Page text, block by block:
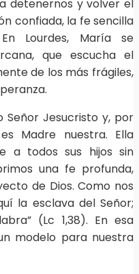
detenernos y volver el
confiada, la fe sencilla
Lourdes, María se
que escucha el
de los más frágiles,
Señor Jesucristo y, por
Madre nuestra. Ella
a todos sus hijos sin
una fe profunda,
de Dios. Como nos
la esclava del Señor;
(Lc 1,38). En esa
modelo para nuestra